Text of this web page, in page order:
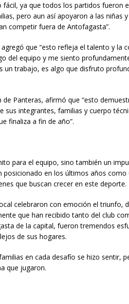
ya que todos los partidos fueron
pero aun así apoyaron a las niñas
competir fuera de Antofagasta”.
que “esto refleja el talento y la
del equipo y me siento
un trabajo, es algo que disfruto
de Panteras, afirmó que “esto
sus integrantes, familias y cuerpo
finaliza a fin de año”.
para el equipo, sino también un
posicionado en los últimos años
que buscan crecer en este deporte.
celebraron con emoción el triunfo,
que han recibido tanto del club
de la capital, fueron tremendos
de sus hogares.
en cada desafío se hizo sentir,
que jugaron.